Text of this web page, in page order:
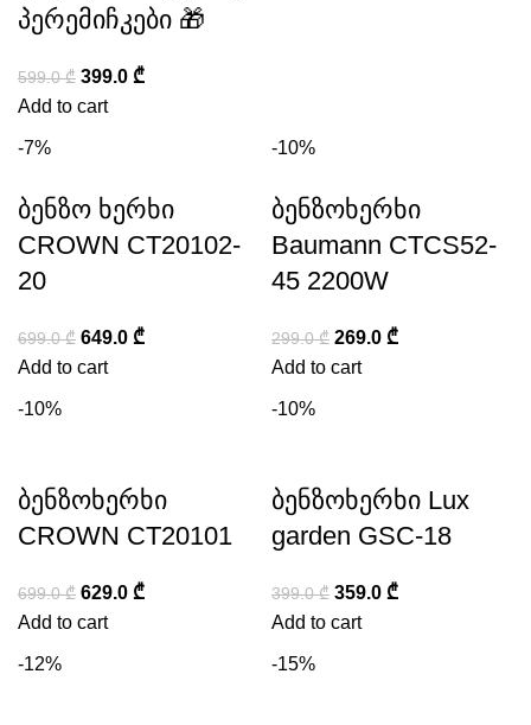
პერემიჩკები 🎁
599.0₾ 399.0 ₾
Add to cart
-7%
ბენზო ხერხი
CROWN CT20102-
20
699.0₾ 649.0 ₾
Add to cart
-10%
ბენზოხერხი
Baumann CTCS52-
45 2200W
299.0₾ 269.0 ₾
Add to cart
-10%
ბენზოხერხი
CROWN CT20101
699.0₾ 629.0 ₾
Add to cart
-10%
ბენზოხერხი Lux
garden GSC-18
399.0₾ 359.0 ₾
Add to cart
-12% -15%